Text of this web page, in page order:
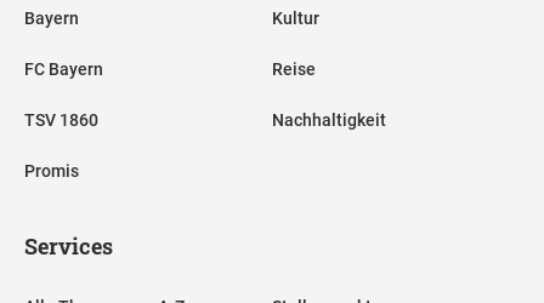
Bayern
FC Bayern
TSV 1860
Promis
Kultur
Reise
Nachhaltigkeit
Services